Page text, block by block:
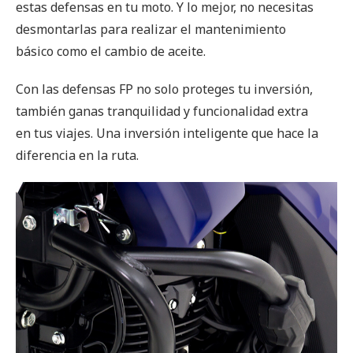
estas defensas en tu moto. Y lo mejor, no necesitas
desmontarlas para realizar el mantenimiento
básico como el cambio de aceite.
Con las defensas FP no solo proteges tu inversión,
también ganas tranquilidad y funcionalidad extra
en tus viajes. Una inversión inteligente que hace la
diferencia en la ruta.